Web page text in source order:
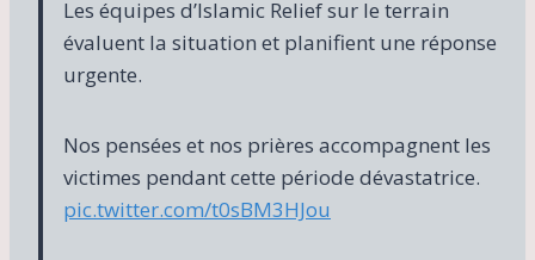
Les équipes d’Islamic Relief sur le terrain
évaluent la situation et planifient une réponse
urgente.
Nos pensées et nos prières accompagnent les
victimes pendant cette période dévastatrice.
pic.twitter.com/t0sBM3HJou